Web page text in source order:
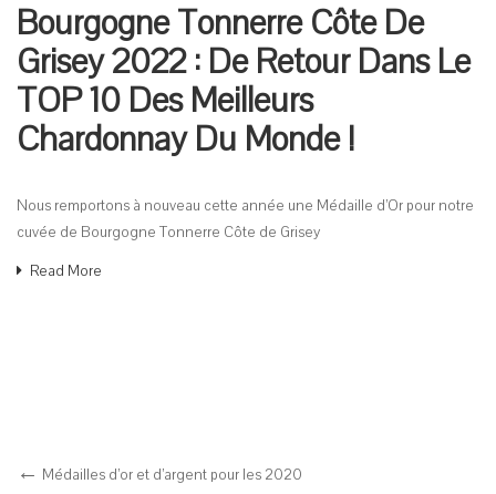
Bourgogne Tonnerre Côte De
Grisey 2022 : De Retour Dans Le
TOP 10 Des Meilleurs
Chardonnay Du Monde !
Nous remportons à nouveau cette année une Médaille d’Or pour notre
cuvée de Bourgogne Tonnerre Côte de Grisey
Read More
Médailles d’or et d’argent pour les 2020